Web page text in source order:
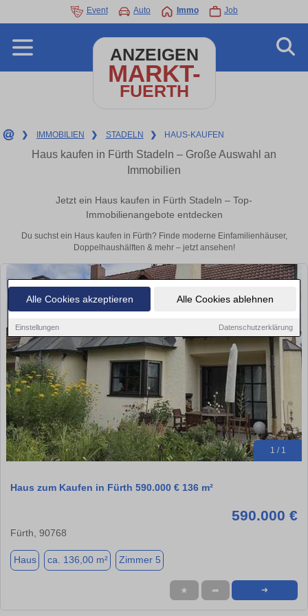
Alle Cookies akzeptieren Alle Cookies ablehnen
Einstellungen Datenschutzerklärung
Event Auto Immo Job
ANZEIGEN
MARKT-
FUERTH
❯ IMMOBILIEN ❯ STADELN ❯ HAUS-KAUFEN
Haus kaufen in Fürth Stadeln – Große Auswahl an
Immobilien
Jetzt ein Haus kaufen in Fürth Stadeln – Top-
Immobilienangebote entdecken
Du suchst ein Haus kaufen in Fürth? Finde moderne Einfamilienhäuser,
Doppelhaushälften & mehr – jetzt ansehen!
1 / 1
Haus zum Kaufen in Fürth 590.000 € 136 m²
590.000 €
Fürth, 90768
Haus ca. 136,00 m² Zimmer 5
★ ➦ ➜